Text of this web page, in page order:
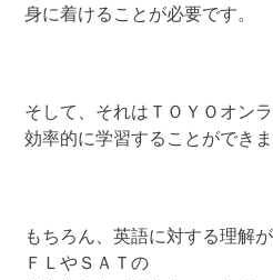
身に着けることが必要です。
そして、それはＴＯＹＯオン
効率的に学習することができま
もちろん、英語に対する理解
ＦＬやＳＡＴの